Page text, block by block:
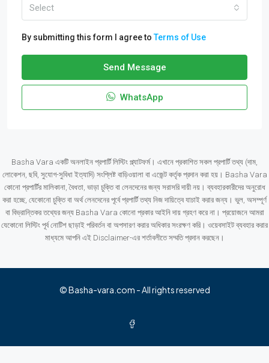
Select
By submitting this form I agree toTerms of Use
Send Message
WhatsApp
Basha Vara একটি অনলাইন প্রপার্টি লিস্টিং প্ল্যাটফর্ম। এখানে প্রকাশিত সকল প্রপার্টি তথ্য (দাম,
লোকেশন, ছবি, সুযোগ-সুবিধা ইত্যাদি) সংশ্লিষ্ট বাড়িওয়ালা বা এজেন্ট কর্তৃক প্রদান করা হয়। Basha Vara
কোনো প্রপার্টির মালিকানা, বৈধতা, ভাড়া চুক্তি বা লেনদেনের জন্য সরাসরি দায়ী নয়। ব্যবহারকারীদের অনুরোধ
করা হচ্ছে, যেকোনো চুক্তি বা অর্থ লেনদেনের পূর্বে প্রপার্টি তথ্য নিজ দায়িত্বে যাচাই করার জন্য। ভুল, অসম্পূর্ণ
বা বিভ্রান্তিকর তথ্যের জন্য Basha Vara কোনো প্রকার আইনি দায় গ্রহণ করে না। প্রয়োজনে আমরা
যেকোনো লিস্টিং পূর্ব নোটিশ ছাড়াই পরিবর্তন বা অপসারণ করার অধিকার সংরক্ষণ করি। ওয়েবসাইট ব্যবহার করার
মাধ্যমে আপনি এই Disclaimer-এর শর্তাবলীতে সম্মতি প্রদান করছেন।
© Basha-vara.com - All rights reserved